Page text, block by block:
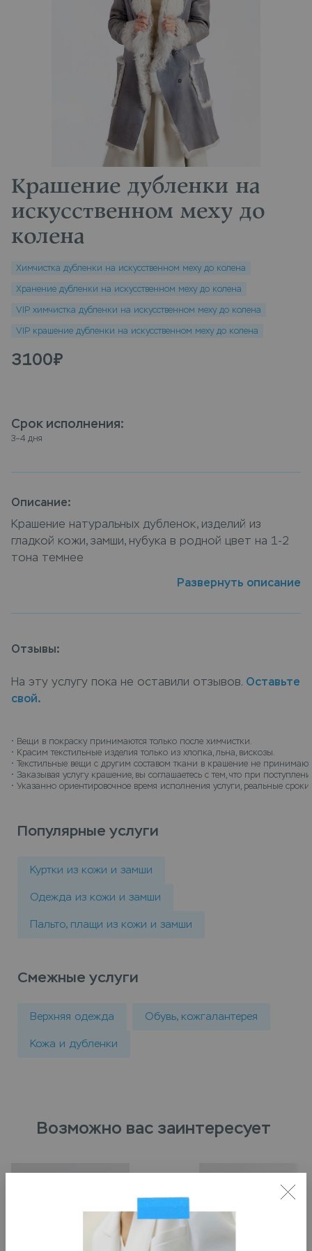
Крашение дубленки на
искусственном меху до
колена
Химчистка дубленки на искусственном меху до колена
Хранение дубленки на искусственном меху до колена
VIP химчистка дубленки на искусственном меху до колена
VIP крашение дубленки на искусственном меху до колена
3100₽
Срок исполнения:
3–4 дня
Описание:
Крашение натуральных дубленок, изделий из
гладкой кожи, замши, нубука в родной цвет на 1-2
тона темнее
Дубленка на искусственном меху до колена как и
насыщенный цвет изделию поможет наша услуга
колена, специалисты компании подберут
оптимальную технологию окрашивания, учитывая
химчистку для окрашивания можно в пунктах
приема Leda, или закажите услугу крашение
дубленки на искусственном меху до колена с
доставкой на дом, курьер заберет вещи и
Развернуть описание
Отзывы:
На эту услугу пока не оставили отзывов. Оставьте
свой.
• Вещи в покраску принимаются только после химчистки.
• Красим текстильные изделия только из хлопка, льна, вискозы.
• Текстильные вещи с другим составом ткани в крашение не
• Заказывая услугу крашение, вы соглашаетесь с тем, что при
• Указанно ориентировочное время исполнения услуги, реальные
Популярные услуги
Куртки из кожи и замши
Одежда из кожи и замши
Пальто, плащи из кожи и замши
Смежные услуги
Верхняя одежда Обувь, кожгалантерея
Кожа и дубленки
Возможно вас заинтересует